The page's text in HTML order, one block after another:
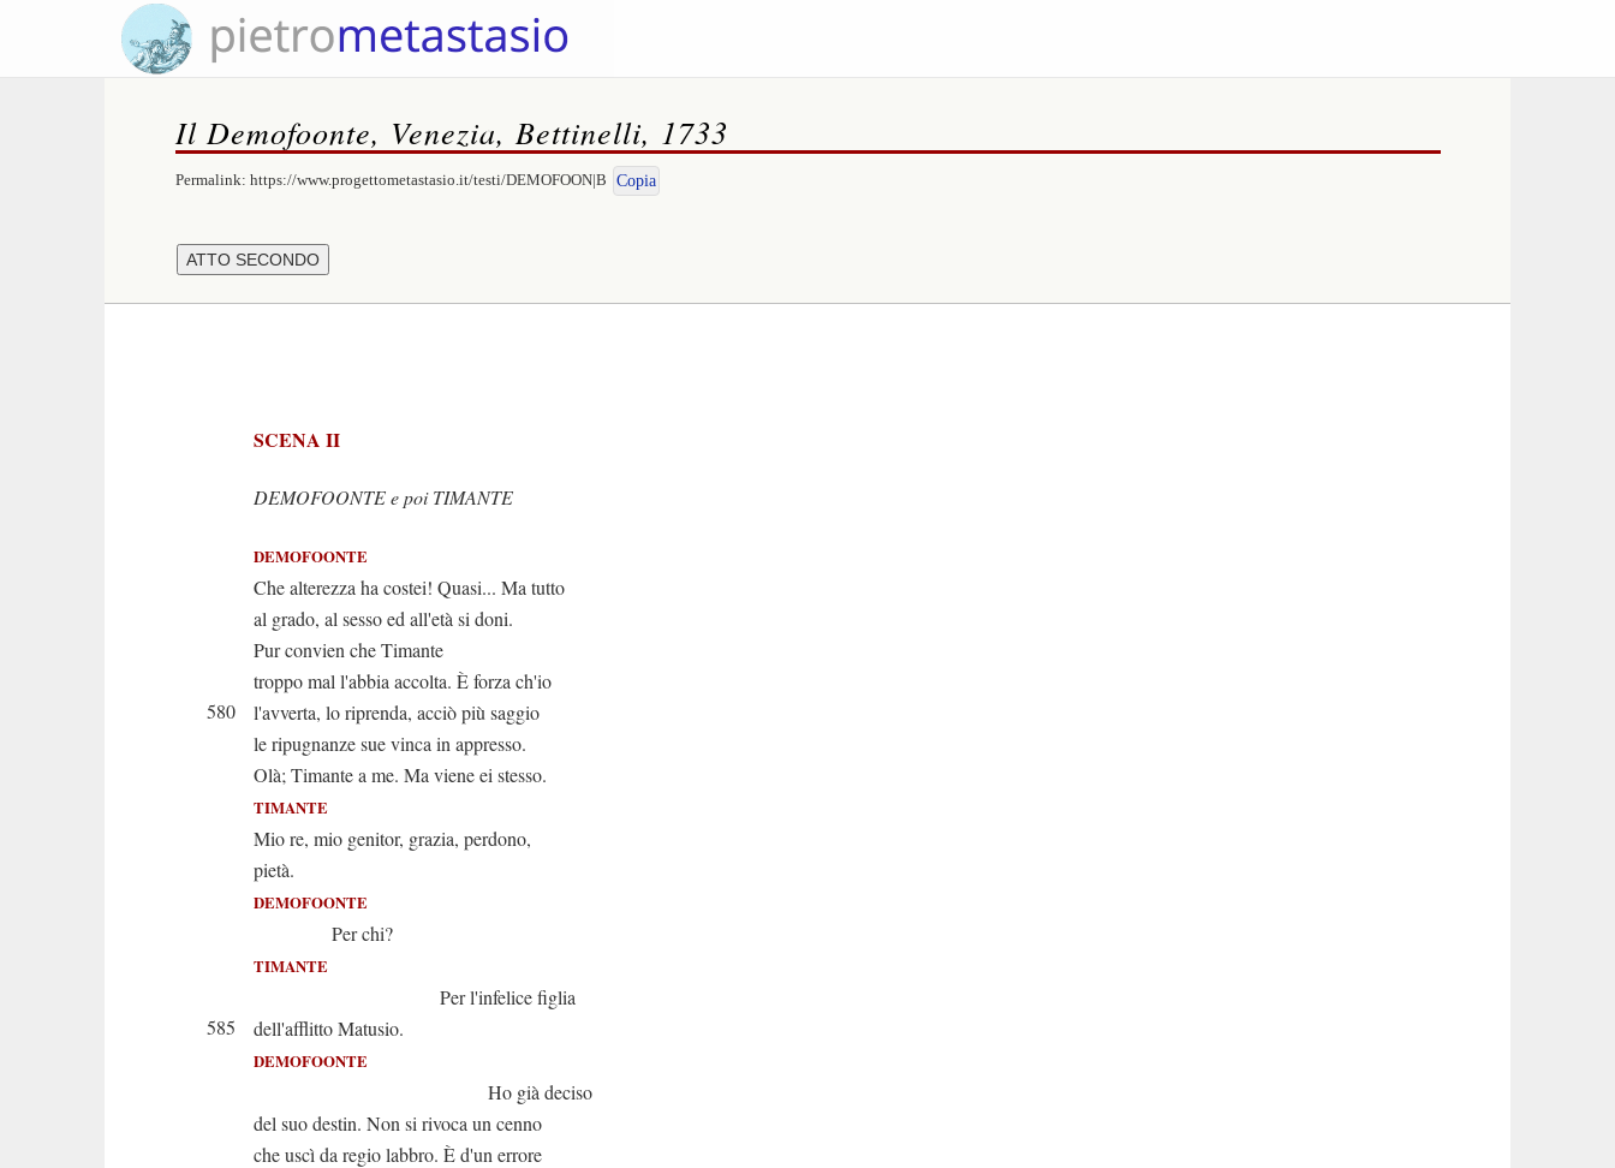
Il Demofoonte, Venezia, Bettinelli, 1733
Permalink: https://www.progettometastasio.it/testi/DEMOFOON|B Copia
SCENA II
DEMOFOONTE e poi TIMANTE
DEMOFOONTE
Che alterezza ha costei! Quasi... Ma tutto
al grado, al sesso ed all'età si doni.
Pur convien che Timante
troppo mal l'abbia accolta. È forza ch'io
580
l'avverta, lo riprenda, acciò più saggio
le ripugnanze sue vinca in appresso.
Olà; Timante a me. Ma viene ei stesso.
TIMANTE
Mio re, mio genitor, grazia, perdono,
pietà.
DEMOFOONTE
Per chi?
TIMANTE
Per l'infelice figlia
585
dell'afflitto Matusio.
DEMOFOONTE
Ho già deciso
del suo destin. Non si rivoca un cenno
che uscì da regio labbro. È d'un errore